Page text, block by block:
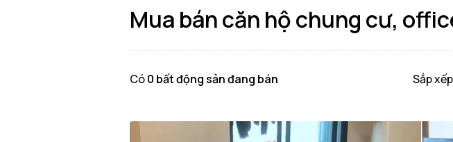
Mua bán căn hộ chung cư,
Có0 bất động sảnđang bán Sắp